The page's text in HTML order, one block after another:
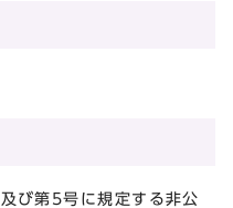
び第5号に規定する非公